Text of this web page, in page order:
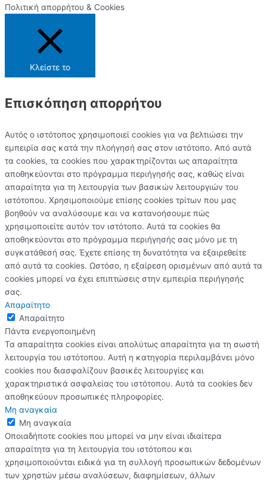
Πολιτική απορρήτου & Cookies
Κλείστε το
Επισκόπηση απορρήτου
Αυτός ο ιστότοπος χρησιμοποιεί cookies για να βελτιώσει την
εμπειρία σας κατά την πλοήγησή σας στον ιστότοπο. Από αυτά
τα cookies, τα cookies που χαρακτηρίζονται ως απαραίτητα
αποθηκεύονται στο πρόγραμμα περιήγησής σας, καθώς είναι
απαραίτητα για τη λειτουργία των βασικών λειτουργιών του
ιστότοπου. Χρησιμοποιούμε επίσης cookies τρίτων που μας
βοηθούν να αναλύσουμε και να κατανοήσουμε πώς
χρησιμοποιείτε αυτόν τον ιστότοπο. Αυτά τα cookies θα
αποθηκεύονται στο πρόγραμμα περιήγησής σας μόνο με τη
συγκατάθεσή σας. Έχετε επίσης τη δυνατότητα να εξαιρεθείτε
από αυτά τα cookies. Ωστόσο, η εξαίρεση ορισμένων από αυτά τα
cookies μπορεί να έχει επιπτώσεις στην εμπειρία περιήγησής
σας.
Απαραίτητο
Απαραίτητο
Πάντα ενεργοποιημένη
Τα απαραίτητα cookies είναι απολύτως απαραίτητα για τη σωστή
λειτουργία του ιστότοπου. Αυτή η κατηγορία περιλαμβάνει μόνο
cookies που διασφαλίζουν βασικές λειτουργίες και
χαρακτηριστικά ασφαλείας του ιστότοπου. Αυτά τα cookies δεν
αποθηκεύουν προσωπικές πληροφορίες.
Μη αναγκαία
Μη αναγκαία
Οποιαδήποτε cookies που μπορεί να μην είναι ιδιαίτερα
απαραίτητα για τη λειτουργία του ιστότοπου και
χρησιμοποιούνται ειδικά για τη συλλογή προσωπικών δεδομένων
των χρηστών μέσω αναλύσεων, διαφημίσεων, άλλων